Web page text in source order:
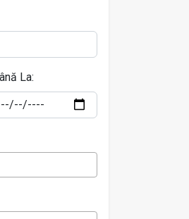
La: